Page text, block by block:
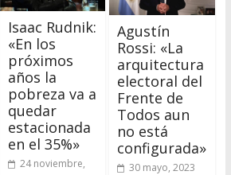
Isaac Rudnik:
«En los
próximos
años la
pobreza va a
quedar
estacionada
en el 35%»
24 noviembre,
Agustín
Rossi: «La
arquitectura
electoral del
Frente de
Todos aun
no está
configurada»
30 mayo, 2023